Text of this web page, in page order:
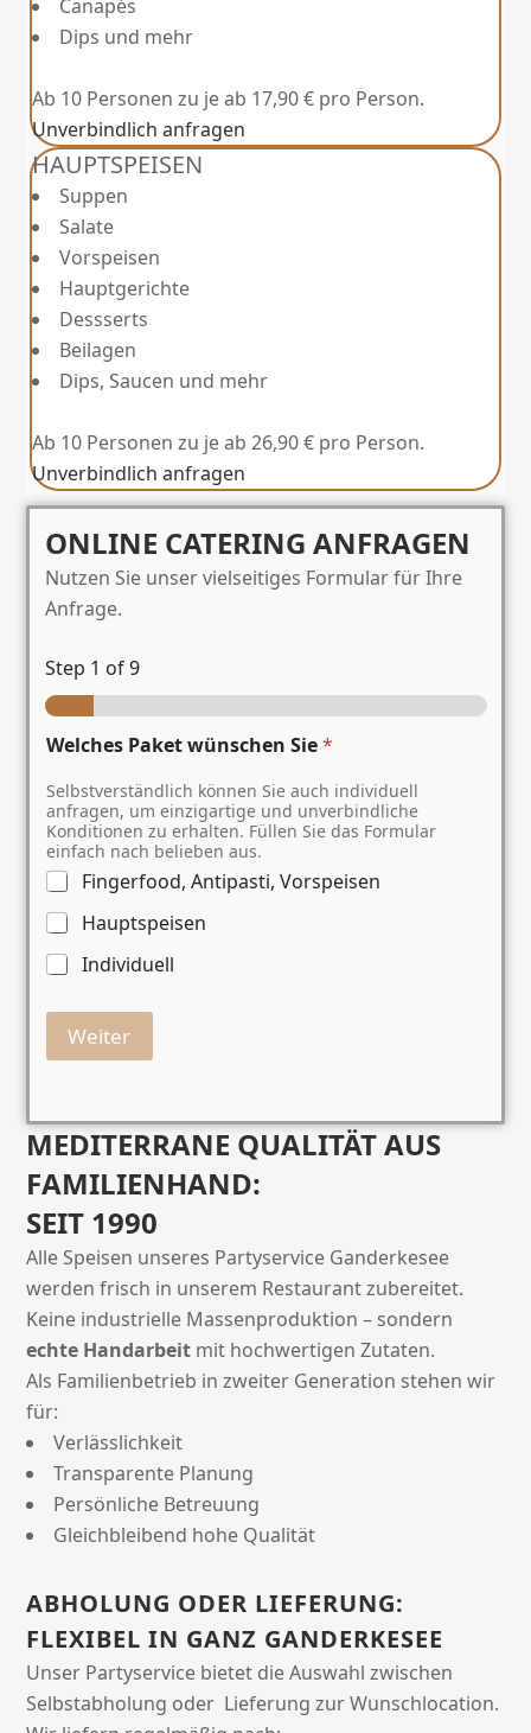
Canapés
Dips und mehr
Ab 10 Personen zu je ab 17,90 € pro Person.
Unverbindlich anfragen
HAUPTSPEISEN
Suppen
Salate
Vorspeisen
Hauptgerichte
Dessserts
Beilagen
Dips, Saucen und mehr
Ab 10 Personen zu je ab 26,90 € pro Person.
Unverbindlich anfragen
ONLINE CATERING ANFRAGEN
Nutzen Sie unser vielseitiges Formular für Ihre
Anfrage.
Step 1 of 9
Welches Paket wünschen Sie*
Selbstverständlich können Sie auch individuell
anfragen, um einzigartige und unverbindliche
Konditionen zu erhalten. Füllen Sie das Formular
einfach nach belieben aus.
Fingerfood, Antipasti, Vorspeisen
Hauptspeisen
Individuell
Weiter
MEDITERRANE QUALITÄT AUS
FAMILIENHAND:
SEIT 1990
Alle Speisen unseres Partyservice Ganderkesee
werden frisch in unserem Restaurant zubereitet.
Keine industrielle Massenproduktion – sondern
echte Handarbeit mit hochwertigen Zutaten.
Als Familienbetrieb in zweiter Generation stehen wir
für:
Verlässlichkeit
Transparente Planung
Persönliche Betreuung
Gleichbleibend hohe Qualität
ABHOLUNG ODER LIEFERUNG:
FLEXIBEL IN GANZ GANDERKESEE
Unser Partyservice bietet die Auswahl zwischen
Selbstabholung oder Lieferung zur Wunschlocation.